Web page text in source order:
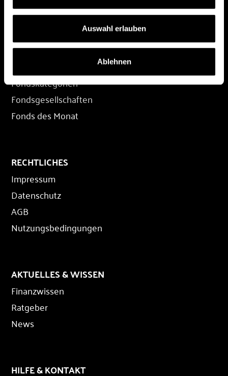
Auswahl erlauben
Ablehnen
FONDS
Fondskategorien
Fondsgesellschaften
Fonds des Monat
RECHTLICHES
Impressum
Datenschutz
AGB
Nutzungsbedingungen
AKTUELLES & WISSEN
Finanzwissen
Ratgeber
News
HILFE & KONTAKT